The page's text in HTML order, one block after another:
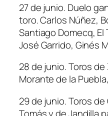
27 de junio. Duelo
toro. Carlos Núñez,
Santiago Domecq, El
José Garrido, Ginés
28 de junio. Toros
Morante de la
29 de junio. Toros
Tomás y de Jandilla